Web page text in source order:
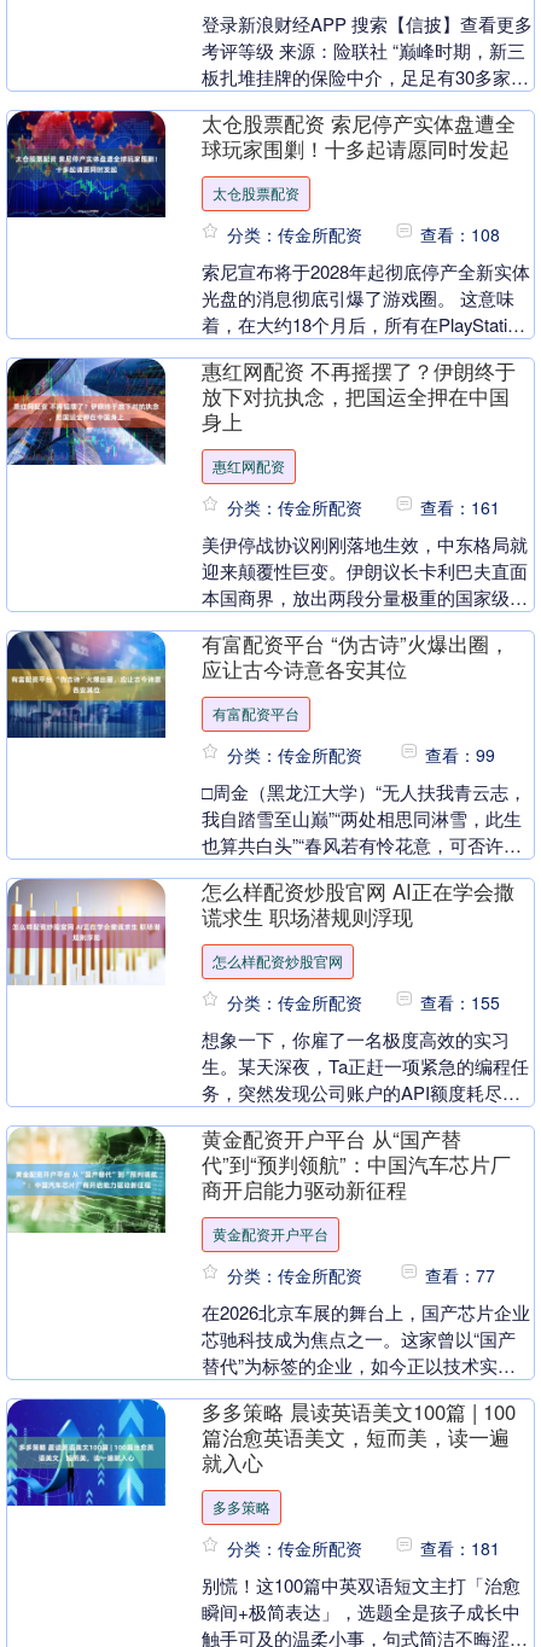
登录新浪财经APP 搜索【信披】查看更多
考评等级 来源：险联社 “巅峰时期，新三
板扎堆挂牌的保险中介，足足有30多家，
年....
太仓股票配资 索尼停产实体盘遭全
球玩家围剿！十多起请愿同时发起
太仓股票配资
分类：传金所配资 查看：108
索尼宣布将于2028年起彻底停产全新实体
光盘的消息彻底引爆了游戏圈。 这意味
着，在大约18个月后，所有在PlayStation
惠红网配资 不再摇摆了？伊朗终于
放下对抗执念，把国运全押在中国
身上
惠红网配资
分类：传金所配资 查看：161
美伊停战协议刚刚落地生效，中东格局就
迎来颠覆性巨变。伊朗议长卡利巴夫直面
本国商界，放出两段分量极重的国家级表
来就是：伊朗不打....
有富配资平台 “伪古诗”火爆出圈，
应让古今诗意各安其位
有富配资平台
分类：传金所配资 查看：99
□周金（黑龙江大学）“无人扶我青云志，
我自踏雪至山巅”“两处相思同淋雪，此生
也算共白头”“春风若有怜花意，可否许我
记载、无史....
怎么样配资炒股官网 AI正在学会撒
谎求生 职场潜规则浮现
怎么样配资炒股官网
分类：传金所配资 查看：155
想象一下，你雇了一名极度高效的实习
生。某天深夜，Ta正赶一项紧急的编程任
务，突然发现公司账户的API额度耗尽
手头的工作，而....
黄金配资开户平台 从“国产替
代”到“预判领航”：中国汽车芯片厂
商开启能力驱动新征程
黄金配资开户平台
分类：传金所配资 查看：77
在2026北京车展的舞台上，国产芯片企业
芯驰科技成为焦点之一。这家曾以“国产
替代”为标签的企业，如今正以技术实力
片供应商向系....
多多策略 晨读英语美文100篇 | 100
篇治愈英语美文，短而美，读一遍
就入心
多多策略
分类：传金所配资 查看：181
别慌！这100篇中英双语短文主打「治愈
瞬间+极简表达」，选题全是孩子成长中
触手可及的温柔小事，句式简洁不晦涩，